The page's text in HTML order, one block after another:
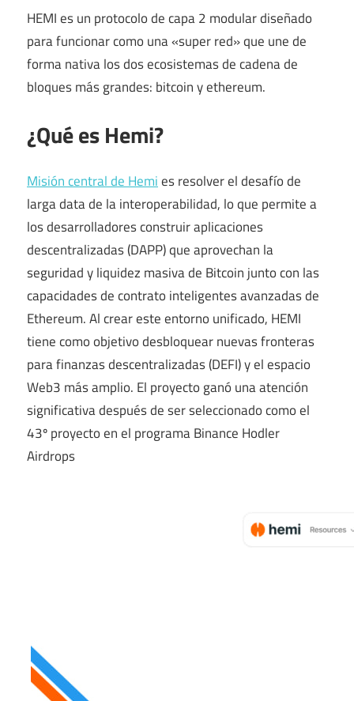
HEMI es un protocolo de capa 2 modular diseñado
para funcionar como una «super red» que une de
forma nativa los dos ecosistemas de cadena de
bloques más grandes: bitcoin y ethereum.
¿Qué es Hemi?
Misión central de Hemies resolver el desafío de
larga data de la interoperabilidad, lo que permite a
los desarrolladores construir aplicaciones
descentralizadas (DAPP) que aprovechan la
seguridad y liquidez masiva de Bitcoin junto con las
capacidades de contrato inteligentes avanzadas de
Ethereum. Al crear este entorno unificado, HEMI
tiene como objetivo desbloquear nuevas fronteras
para finanzas descentralizadas (DEFI) y el espacio
Web3 más amplio. El proyecto ganó una atención
significativa después de ser seleccionado como el
43º proyecto en el programa Binance Hodler
Airdrops